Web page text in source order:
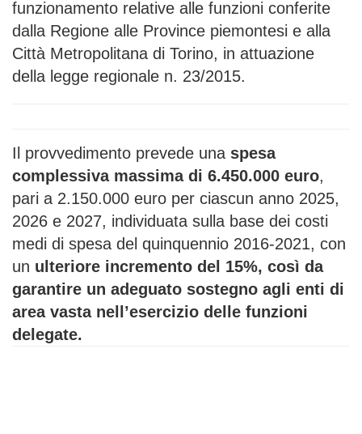
funzionamento relative alle funzioni conferite
dalla Regione alle Province piemontesi e alla
Città Metropolitana di Torino, in attuazione
della legge regionale n. 23/2015.
Il provvedimento prevede una spesa
complessiva massima di 6.450.000 euro,
pari a 2.150.000 euro per ciascun anno 2025,
2026 e 2027, individuata sulla base dei costi
medi di spesa del quinquennio 2016-2021, con
un ulteriore incremento del 15%, così da
garantire un adeguato sostegno agli enti di
area vasta nell’esercizio delle funzioni
delegate.